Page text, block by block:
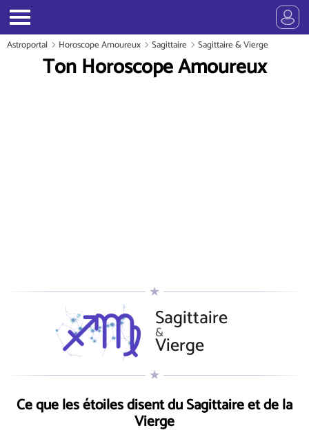
Astroportal Horoscope Amoureux Sagittaire Sagittaire & Vierge
Ton Horoscope Amoureux
Sagittaire
&
Vierge
Ce que les étoiles disent du Sagittaire et de la
Vierge